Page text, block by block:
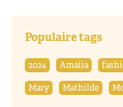
Populaire tags
2024 Amalia
Mary
Mathilde